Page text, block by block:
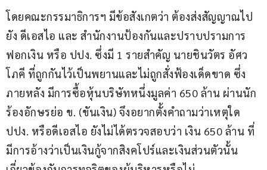
โดยคณะกรรมาธิ​การฯ​ มีข้อสังเกต​ว่า​ ต้องส่งสัญญาณ​ไป
ยัง ดีเอสไอ​ และ​ สำนักงานป้องกันและปราบปรามการ
ฟอกเงิน​ หรือ​ ปปง.​ ซึ่งมี​ 1 รายสำคัญ​ นายชินวัตร​ อัศว
โภคี​ ที่ถูกกันไว้เป็นพยาน​และไม่ถูกสั่งฟ้องเด็ดขาด​ ซึ่ง
ภายหลัง​ มีการซื้อหุ้นบริษัทหนึ่งมูลค่า​ 650 ล้าน​ ผ่านนัก
ร้องอักษรย่อ​ ข​. (ขันเงิน) จึงอยากตั้งคำถามว่าเหตุใด​
ปปง. หรือดีเอสไอ​ ยังไม่ได้ตรวจสอบว่า​ เงิน​ 650 ล้าน​ ที่
มีการอ้างว่าเป็นเงินกู้จากสิงคโปร์​และเงินส่วนตัว​นั้น